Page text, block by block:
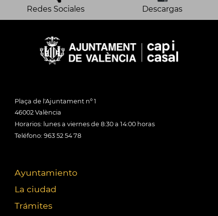
Redes Sociales Descargas
Plaça de l'Ajuntament nº 1
46002 València
Horarios: lunes a viernes de 8:30 a 14:00 horas
Teléfono: 963 52 54 78
Ayuntamiento
La ciudad
Trámites